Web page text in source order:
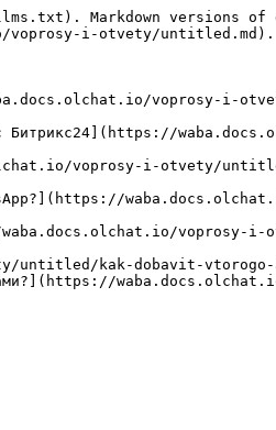
Markdown versions of
voprosy-i-otvety/untitled.md).
voprosy-
с Битрикс24](https://
voprosy-i-otvety/
waba.docs.olchat.io/
untitled/kak-dobavit-